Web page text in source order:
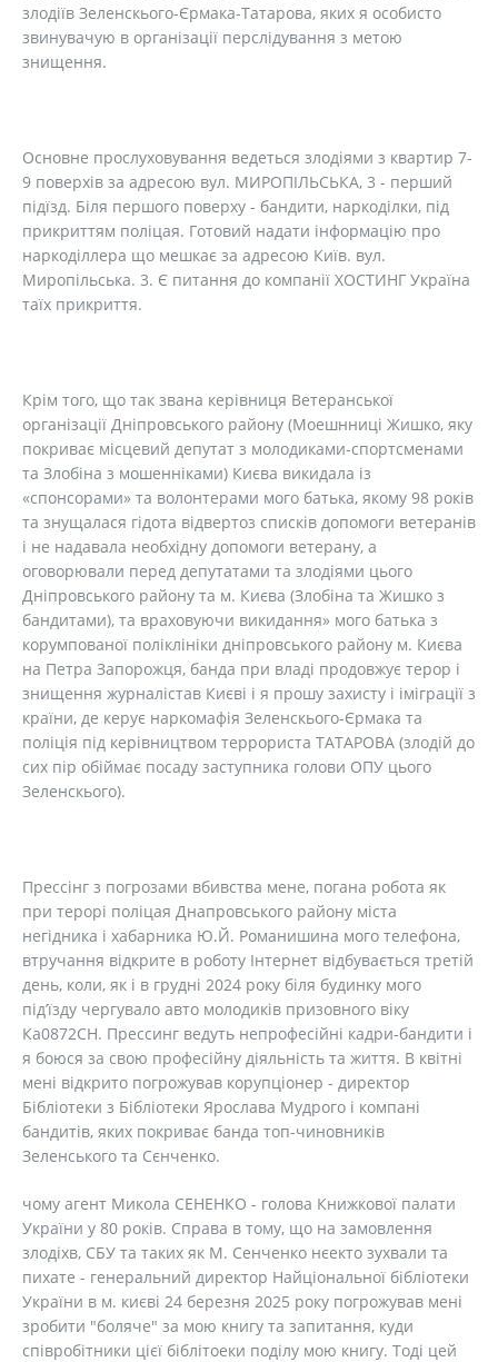
злодіїв Зеленскього-Єрмака-Татарова, яких я особисто
звинувачую в організації перслідування з метою
знищення.
Основне прослуховування ведеться злодіями з квартир 7-
9 поверхів за адресою вул. МИРОПІЛЬСЬКА, 3 - перший
підїзд. Біля першого поверху - бандити, наркоділки, під
прикриттям поліцая. Готовий надати інформацію про
наркоділлера що мешкає за адресою Київ. вул.
Миропільська. 3. Є питання до компанії ХОСТИНГ Україна
таїх прикриття.
Крім того, що так звана керівниця Ветеранської
організації Дніпровського району (Моешнниці Жишко, яку
покриває місцевий депутат з молодиками-спортсменами
та Злобіна з мошенніками) Києва викидала із
«спонсорами» та волонтерами мого батька, якому 98 років
та знущалася гідота відвертоз списків допомоги ветеранів
і не надавала необхідну допомоги ветерану, а
оговорювали перед депутатами та злодіями цього
Дніпровського району та м. Києва (Злобіна та Жишко з
бандитами), та враховуючи викидання» мого батька з
корумпованої поліклініки дніпровського району м. Києва
на Петра Запорожця, банда при владі продовжує терор і
знищення журналістав Києві і я прошу захисту і іміграції з
країни, де керує наркомафія Зеленскього-Єрмака та
поліція під керівництвом террориста ТАТАРОВА (злодій до
сих пір обіймає посаду заступника голови ОПУ цього
Зеленскього).
Прессінг з погрозами вбивства мене, погана робота як
при терорі поліцая Днапровського району міста
негідника і хабарника Ю.Й. Романишина мого телефона,
втручання відкрите в роботу Інтернет відбувається третій
день, коли, як і в грудні 2024 року біля будинку мого
під’їзду чергувало авто молодиків призовного віку
Ка0872СН. Прессинг ведуть непрофесійні кадри-бандити і
я боюся за свою професійну діяльність та життя. В квітні
мені відкрито погрожував корупціонер - директор
Бібліотеки з Бібліотеки Ярослава Мудрого і компані
бандитів, яких покриває банда топ-чиновників
Зеленського та Сєнченко.
чому агент Микола СЕНЕНКО - голова Книжкової палати
України у 80 років. Справа в тому, що на замовлення
злодіхв, СБУ та таких як М. Сенченко нєекто зухвали та
пихате - генеральний директор Найціональної бібліотеки
України в м. києві 24 березня 2025 року погрожував мені
зробити "боляче" за мою книгу та запитання, куди
співробітники цієї біблітоеки поділу мою книгу. Тоді цей